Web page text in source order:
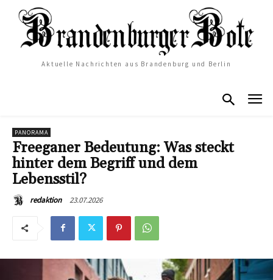
Aktuelle Nachrichten aus Brandenburg und Berlin
PANORAMA
Freeganer Bedeutung: Was steckt
hinter dem Begriff und dem
Lebensstil?
redaktion 23.07.2026